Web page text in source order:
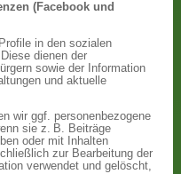
(Facebook und
in den sozialen
dienen der
sowie der Information
und aktuelle
wir ggf. personenbezogene
sie z. B. Beiträge
oder mit Inhalten
zur Bearbeitung der
verwendet und gelöscht,